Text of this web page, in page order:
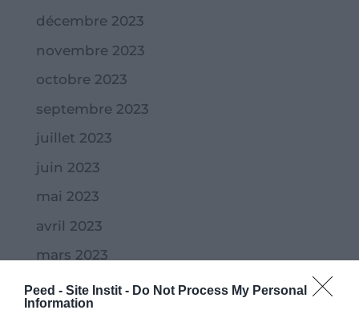
Peed - Site Instit - Do Not Process My Personal
Information
décembre 2023
novembre 2023
octobre 2023
septembre 2023
juillet 2023
juin 2023
mai 2023
avril 2023
mars 2023
février 2023